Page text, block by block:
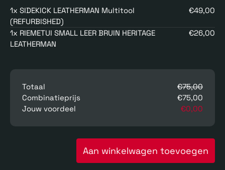
1x SIDEKICK LEATHERMAN Multitool
(REFURBISHED)
€49,00
1x RIEMETUI SMALL LEER BRUIN HERITAGE
LEATHERMAN
€26,00
Totaal
€75,00
Combinatieprijs
€75,00
Jouw voordeel
€0,00
Aan winkelwagen toevoegen